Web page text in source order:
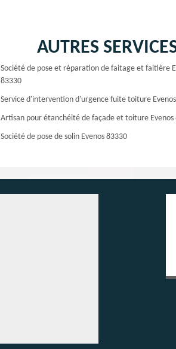
AUTRES
Société de pose et réparation de faitage et faitière
83330
Service d'intervention d'urgence fuite toiture
Artisan pour étanchéité de façade et toiture Evenos
Société de pose de solin Evenos 83330